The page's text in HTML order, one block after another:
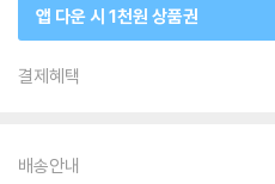
앱 다운 시 1천원 상품권
결제혜택
배송안내